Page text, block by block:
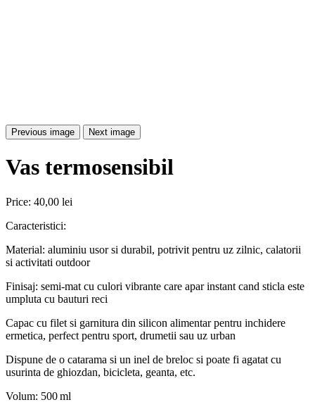
Previous image Next image
Vas termosensibil
Price: 40,00 lei
Caracteristici:
Material: aluminiu usor si durabil, potrivit pentru uz zilnic, calatorii
si activitati outdoor
Finisaj: semi-mat cu culori vibrante care apar instant cand sticla este
umpluta cu bauturi reci
Capac cu filet si garnitura din silicon alimentar pentru inchidere
ermetica, perfect pentru sport, drumetii sau uz urban
Dispune de o catarama si un inel de breloc si poate fi agatat cu
usurinta de ghiozdan, bicicleta, geanta, etc.
Volum: 500 ml